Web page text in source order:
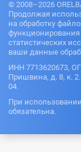
© 2008–2026
Продолжая
на обработку
функционирования
статистических
ваши данные
ИНН 7713620673,
Пришвина, д. 8, к.
04.
При
обязательна.